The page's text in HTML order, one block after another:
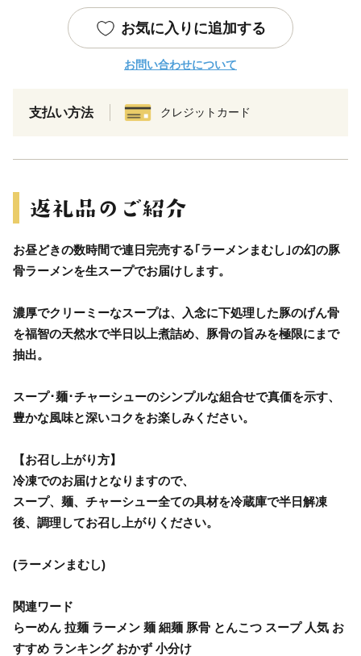
お気に入りに追加する
お問い合わせについて
支払い方法 クレジットカード
お昼どきの数時間で連日完売する｢ラーメンまむし｣の幻の豚
骨ラーメンを生スープでお届けします。
濃厚でクリーミーなスープは、入念に下処理した豚のげん骨
を福智の天然水で半日以上煮詰め、豚骨の旨みを極限にまで
抽出。
スープ･麺･チャーシューのシンプルな組合せで真価を示す、
豊かな風味と深いコクをお楽しみください。
【お召し上がり方】
冷凍でのお届けとなりますので、
スープ、麺、チャーシュー全ての具材を冷蔵庫で半日解凍
後、調理してお召し上がりください。
(ラーメンまむし)
関連ワード
らーめん 拉麺 ラーメン 麺 細麺 豚骨 とんこつ スープ 人気 お
すすめ ランキング おかず 小分け